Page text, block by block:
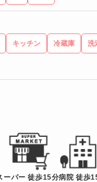
キッチン 冷蔵庫 洗
ーパー 徒歩15分病院 徒歩